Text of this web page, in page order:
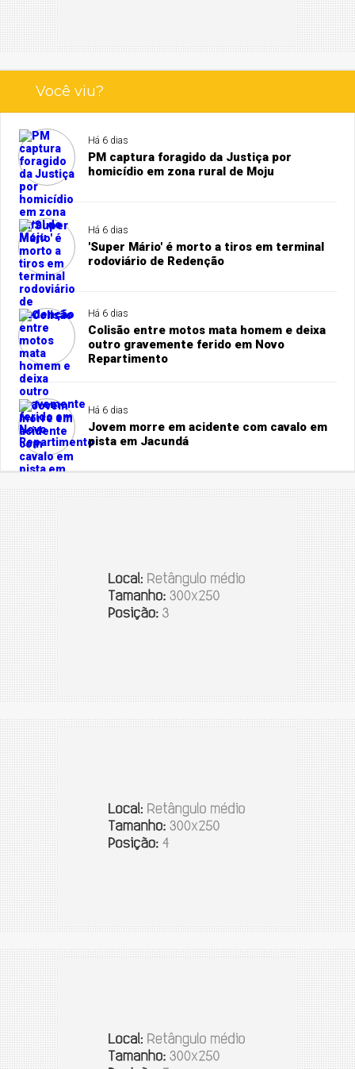
Você viu?
Há 6 dias
PM captura foragido da Justiça por
homicídio em zona rural de Moju
Há 6 dias
'Super Mário' é morto a tiros em terminal
rodoviário de Redenção
Há 6 dias
Colisão entre motos mata homem e deixa
outro gravemente ferido em Novo
Repartimento
Há 6 dias
Jovem morre em acidente com cavalo em
pista em Jacundá